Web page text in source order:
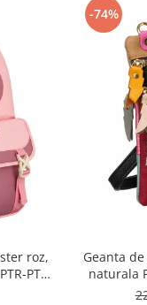
roz,
PTN
-74%
Geanta
naturala